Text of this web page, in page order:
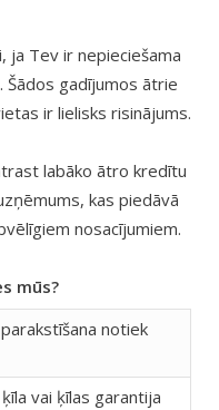
ja Tev ir nepieciešama
Šādos gadījumos ātrie
ir lielisks risinājums.
labāko ātro kredītu
kas piedāvā
nosacījumiem.
mūs?
notiek
vai ķīlas garantija